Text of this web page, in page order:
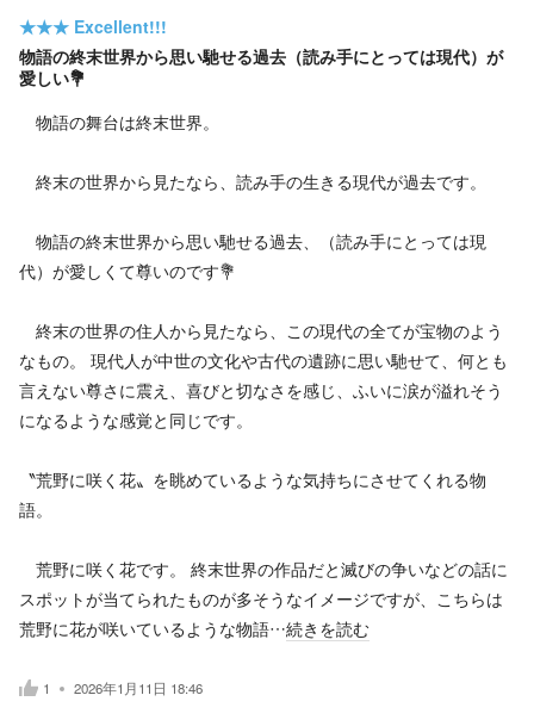
★★★ Excellent!!!
物語の終末世界から思い馳せる過去（読み手にとっては現代）が
愛しい💐
物語の舞台は終末世界。
終末の世界から見たなら、読み手の生きる現代が過去です。
物語の終末世界から思い馳せる過去、（読み手にとっては現
代）が愛しくて尊いのです💐
終末の世界の住人から見たなら、この現代の全てが宝物のよう
なもの。 現代人が中世の文化や古代の遺跡に思い馳せて、何とも
言えない尊さに震え、喜びと切なさを感じ、ふいに涙が溢れそう
になるような感覚と同じです。
〝荒野に咲く花〟を眺めているような気持ちにさせてくれる物
語。
荒野に咲く花です。 終末世界の作品だと滅びの争いなどの話に
スポットが当てられたものが多そうなイメージですが、こちらは
荒野に花が咲いているような物語…続きを読む
1 2026年1月11日 18:46